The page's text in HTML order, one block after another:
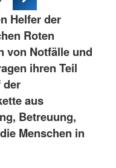
Helfer der
Roten
von Notfälle und
ihren Teil
der
aus
Betreuung,
Menschen in